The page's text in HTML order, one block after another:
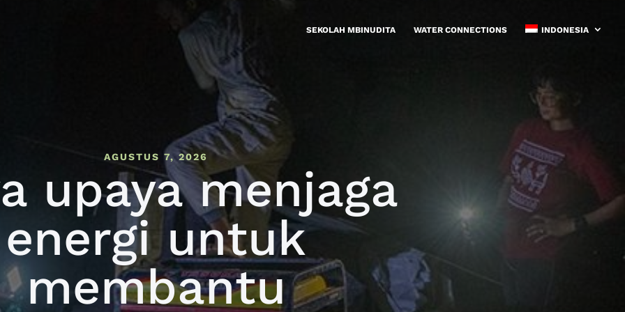
SEKOLAH MBINUDITA WATER CONNECTIONS INDONESIA
AGUSTUS 7, 2026
upaya menjaga
energi untuk
membantu